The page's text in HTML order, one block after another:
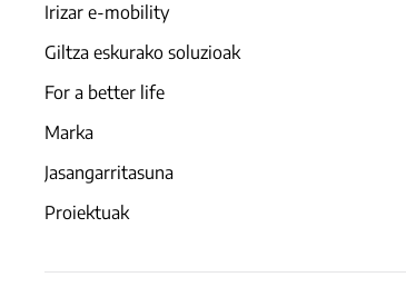
Irizar e-mobility
Giltza eskurako soluzioak
For a better life
Marka
Jasangarritasuna
Proiektuak